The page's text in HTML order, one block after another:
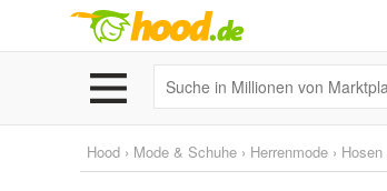
Hood › Mode & Schuhe › Herrenmode › Hosen